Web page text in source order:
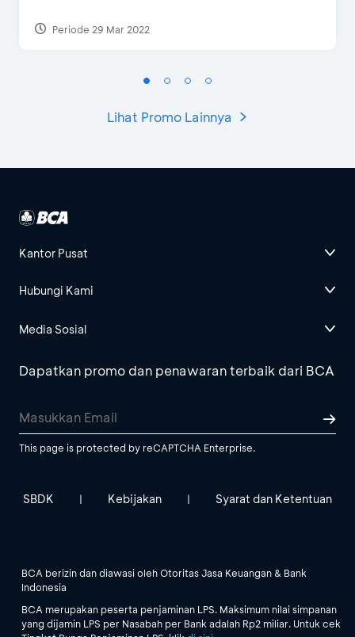
Periode 29 Mar 2022
Lihat Promo Lainnya
Kantor Pusat
Hubungi Kami
Media Sosial
Dapatkan promo dan penawaran terbaik dari BCA
This page is protected by reCAPTCHA Enterprise.
SBDK | Kebijakan | Syarat dan Ketentuan
BCA berizin dan diawasi oleh Otoritas Jasa Keuangan & Bank
Indonesia
BCA merupakan peserta penjaminan LPS. Maksimum nilai simpanan
yang dijamin LPS per Nasabah per Bank adalah Rp2 miliar. Untuk cek